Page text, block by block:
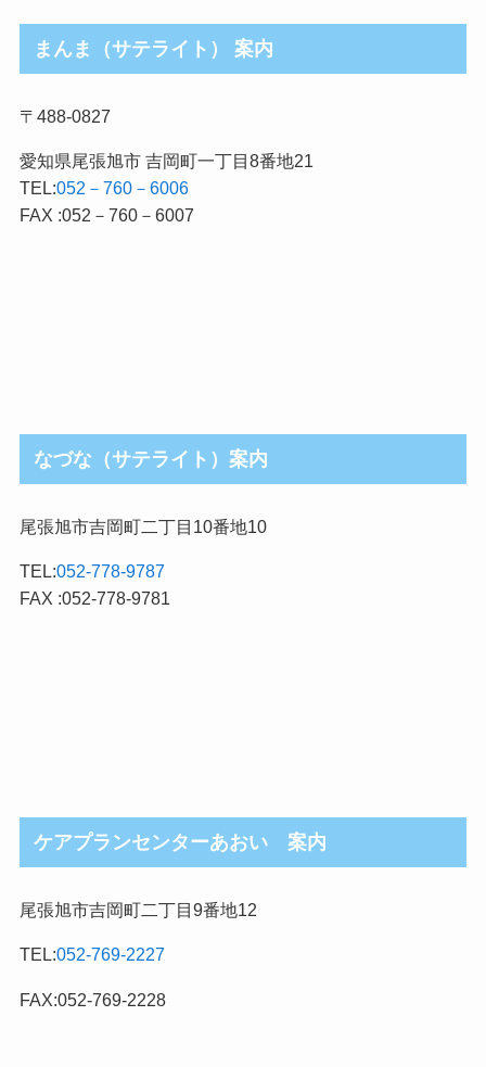
まんま（サテライト） 案内
〒488-0827
愛知県尾張旭市 吉岡町一丁目8番地21
TEL:052－760－6006
FAX :052－760－6007
なづな（サテライト）案内
尾張旭市吉岡町二丁目10番地10
TEL:052-778-9787
FAX :052-778-9781
ケアプランセンターあおい 案内
尾張旭市吉岡町二丁目9番地12
TEL:052-769-2227
FAX:052-769-2228